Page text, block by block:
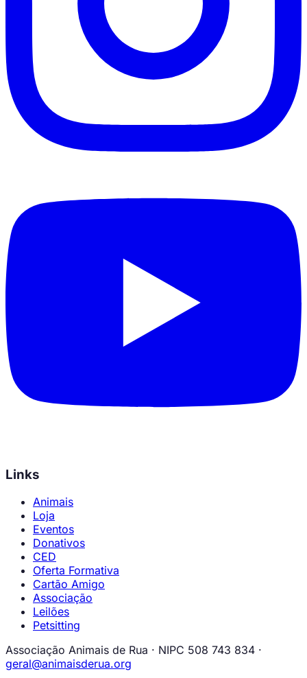
Links
Animais
Loja
Eventos
Donativos
CED
Oferta Formativa
Cartão Amigo
Associação
Leilões
Petsitting
Associação Animais de Rua · NIPC 508 743 834 ·
geral@animaisderua.org